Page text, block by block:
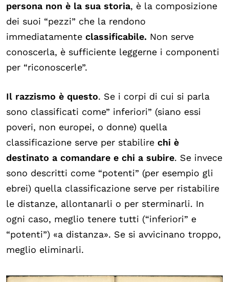
persona non è la sua storia, è la composizione
dei suoi “pezzi” che la rendono
immediatamente classificabile. Non serve
conoscerla, è sufficiente leggerne i componenti
per “riconoscerle”.
Il razzismo è questo. Se i corpi di cui si parla
sono classificati come” inferiori” (siano essi
poveri, non europei, o donne) quella
classificazione serve per stabilire chi è
destinato a comandare e chi a subire. Se invece
sono descritti come “potenti” (per esempio gli
ebrei) quella classificazione serve per ristabilire
le distanze, allontanarli o per sterminarli. In
ogni caso, meglio tenere tutti (“inferiori” e
“potenti”) «a distanza». Se si avvicinano troppo,
meglio eliminarli.